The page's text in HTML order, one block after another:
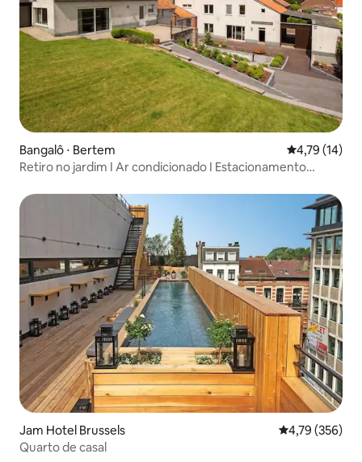
Bangalô ⋅ Bertem 4,79 de uma
4,79 (14)
Retiro no jardim I Ar condicionado I Estacionamento
Jam Hotel Brussels 4,79 de uma
4,79 (356)
Quarto de casal